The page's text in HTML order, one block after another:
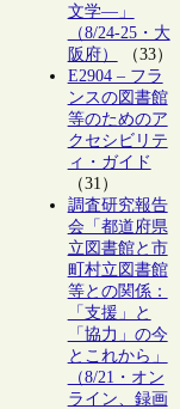
文学―」
（8/24-25・大
阪府）
（33）
E2904 – フラ
ンスの図書館
等のためのア
クセシビリテ
ィ・ガイド
（31）
調査研究報告
会「都道府県
立図書館と市
町村立図書館
等との関係：
「支援」と
「協力」の今
とこれから」
（8/21・オン
ライン、録画